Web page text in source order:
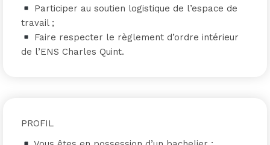
Participer au soutien logistique de l’espace de
travail ;
Faire respecter le règlement d’ordre intérieur
de l’ENS Charles Quint.
PROFIL